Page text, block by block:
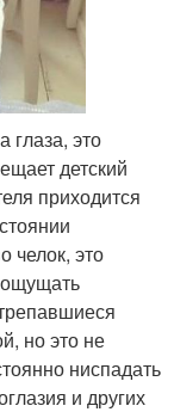
глаза, это
детский
приходится
челок, это
ощущать
но это не
ниспадать
и других